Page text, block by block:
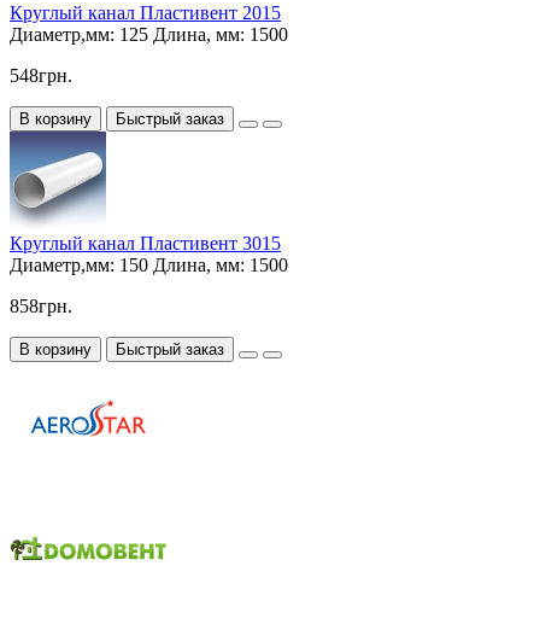
Круглый канал Пластивент 2015
Диаметр,мм: 125 Длина, мм: 1500
548грн.
В корзину Быстрый заказ
Круглый канал Пластивент 3015
Диаметр,мм: 150 Длина, мм: 1500
858грн.
В корзину Быстрый заказ